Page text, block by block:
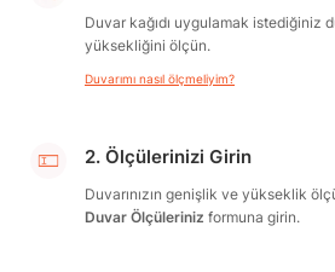
Duvar kağıdı uygulamak istediğiniz
yüksekliğini ölçün.
Duvarımı nasıl ölçmeliyim?
2. Ölçülerinizi Girin
Duvarınızın genişlik ve yükseklik
Duvar Ölçüleriniz formuna girin.